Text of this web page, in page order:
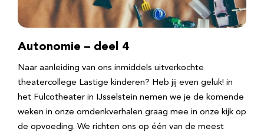
Autonomie – deel 4
Naar aanleiding van ons inmiddels uitverkochte
theatercollege Lastige kinderen? Heb jij even geluk! in
het Fulcotheater in IJsselstein nemen we je de komende
weken in onze omdenkverhalen graag mee in onze kijk op
de opvoeding. We richten ons op één van de meest